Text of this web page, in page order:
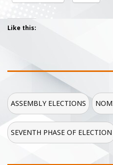
Like this:
ASSEMBLY ELECTIONS
SEVENTH PHASE OF ELECTION